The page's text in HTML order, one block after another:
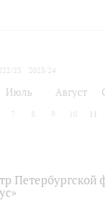
23
2023/24
Июль Август
7 8 9 10 11